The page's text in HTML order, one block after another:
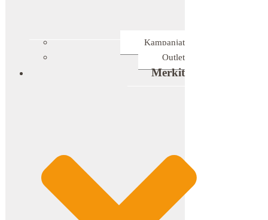
Kampanjat
Outlet
Merkit